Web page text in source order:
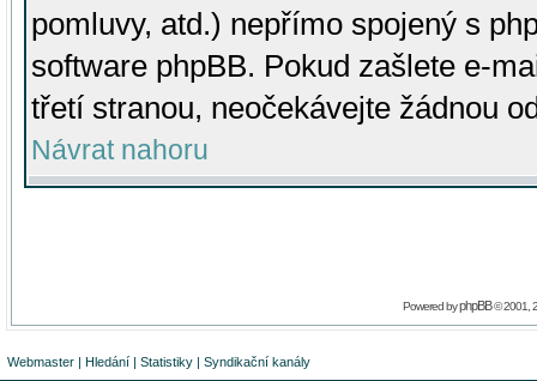
pomluvy, atd.) nepřímo spojený s
software phpBB. Pokud zašlete e-
třetí stranou, neočekávejte žádnou
Návrat nahoru
Powered byphpBB© 2001,
Webmaster | Hledání | Statistiky | Syndikační kanály